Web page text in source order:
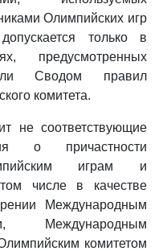
Олимпийских игр
только в
предусмотренных
Сводом правил
комитета.
не соответствующие
о причастности
играм и
числе в качестве
Международным
Международным
комитетом